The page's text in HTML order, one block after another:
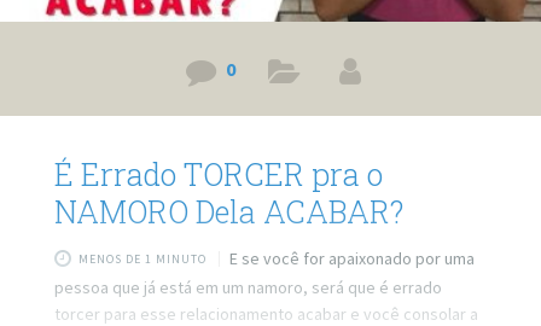
0
É Errado TORCER pra o
NAMORO Dela ACABAR?
MENOS DE 1 MINUTO
E se você for apaixonado por uma
pessoa que já está em um namoro, será que é errado
torcer para esse relacionamento acabar e você consolar a